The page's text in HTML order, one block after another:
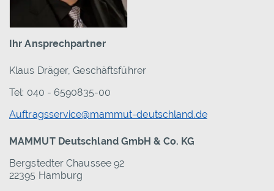
Ihr Ansprechpartner
Klaus Dräger, Geschäftsführer
Tel: 040 - 6590835-00
Auftragsservice@mammut-deutschland.de
MAMMUT Deutschland GmbH & Co. KG
Bergstedter Chaussee 92
22395 Hamburg